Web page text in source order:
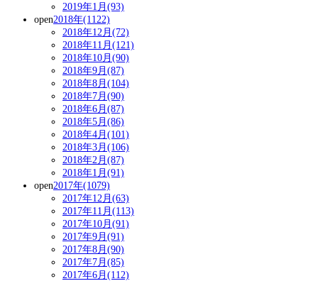
2019年1月(93)
open2018年(1122)
2018年12月(72)
2018年11月(121)
2018年10月(90)
2018年9月(87)
2018年8月(104)
2018年7月(90)
2018年6月(87)
2018年5月(86)
2018年4月(101)
2018年3月(106)
2018年2月(87)
2018年1月(91)
open2017年(1079)
2017年12月(63)
2017年11月(113)
2017年10月(91)
2017年9月(91)
2017年8月(90)
2017年7月(85)
2017年6月(112)